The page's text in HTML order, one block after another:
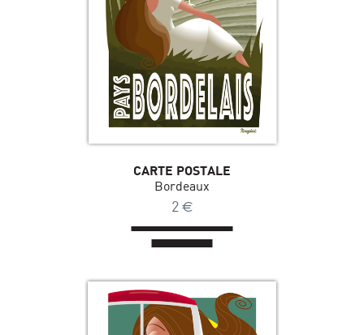
CARTE POSTALE
Bordeaux
2 €